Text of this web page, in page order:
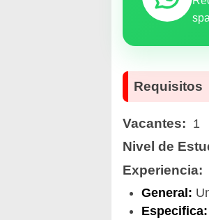
Requisitos
Vacantes: 1
Nivel de
Experiencia:
General:
Especifica: